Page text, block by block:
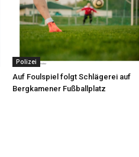
Polizei
Auf Foulspiel folgt Schlägerei auf
Bergkamener Fußballplatz